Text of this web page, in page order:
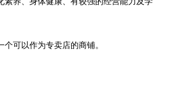
个可以作为专卖店的商铺。